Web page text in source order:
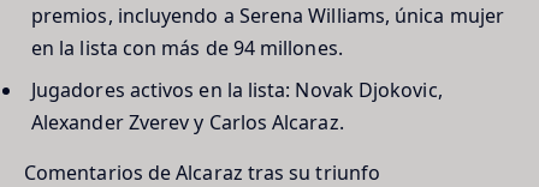
premios, incluyendo a Serena Williams, única mujer
en la lista con más de 94 millones.
Jugadores activos en la lista: Novak Djokovic,
Alexander Zverev y Carlos Alcaraz.
Comentarios de Alcaraz tras su triunfo